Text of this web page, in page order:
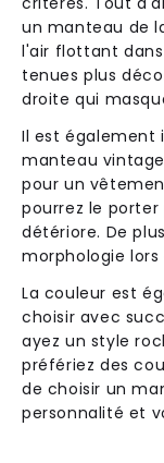
un manteau de
l'air flottant
tenues plus
droite qui
Il est également
manteau
pour un
pourrez le porter
détériore. De
morphologie
La couleur est
choisir avec
ayez un style
préfériez des
de choisir un
personnalité et